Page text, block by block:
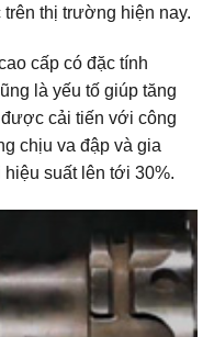
thị trường hiện nay.
cấp có đặc tính
là yếu tố giúp tăng
cải tiến với công
chịu va đập và gia
suất lên tới 30%.